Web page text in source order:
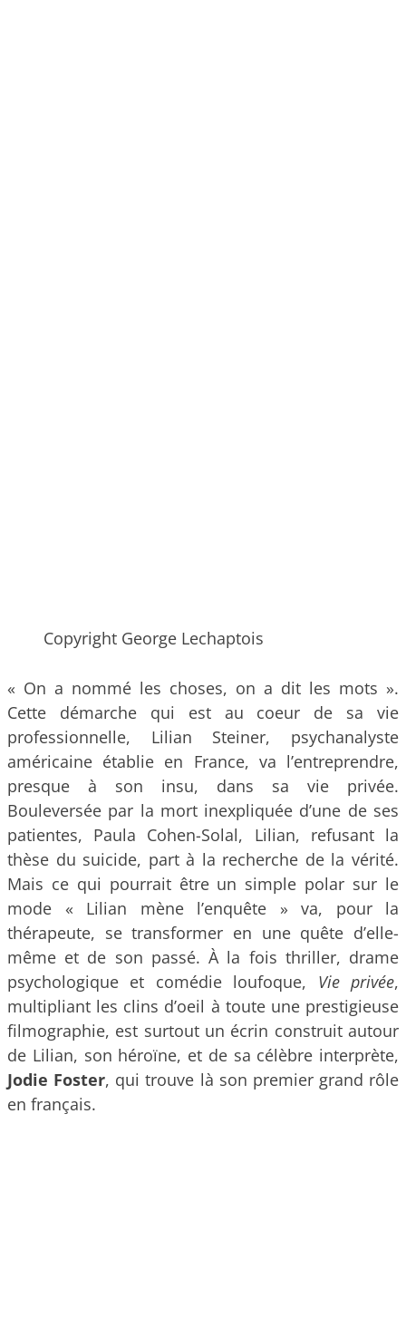
Copyright George Lechaptois
« On a nommé les choses, on a dit les mots ».
Cette démarche qui est au coeur de sa vie
professionnelle, Lilian Steiner, psychanalyste
américaine établie en France, va l’entreprendre,
presque à son insu, dans sa vie privée.
Bouleversée par la mort inexpliquée d’une de ses
patientes, Paula Cohen-Solal, Lilian, refusant la
thèse du suicide, part à la recherche de la vérité.
Mais ce qui pourrait être un simple polar sur le
mode « Lilian mène l’enquête » va, pour la
thérapeute, se transformer en une quête d’elle-
même et de son passé. À la fois thriller, drame
psychologique et comédie loufoque, Vie privée,
multipliant les clins d’oeil à toute une prestigieuse
filmographie, est surtout un écrin construit autour
de Lilian, son héroïne, et de sa célèbre interprète,
Jodie Foster, qui trouve là son premier grand rôle
en français.